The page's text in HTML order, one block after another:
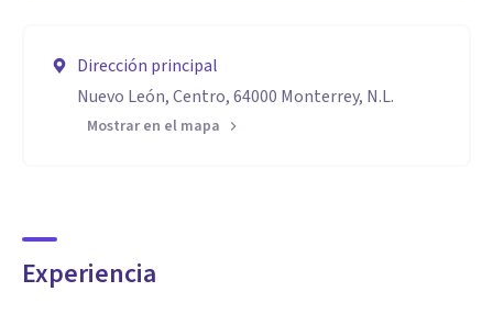
Dirección principal
Nuevo León, Centro, 64000 Monterrey, N.L.
Mostrar en el mapa
Experiencia